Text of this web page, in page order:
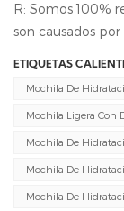
R: Somos 100%
son causados
ETIQUETAS
Mochila De
Mochila Ligera Con
Mochila De
Mochila De
Mochila De